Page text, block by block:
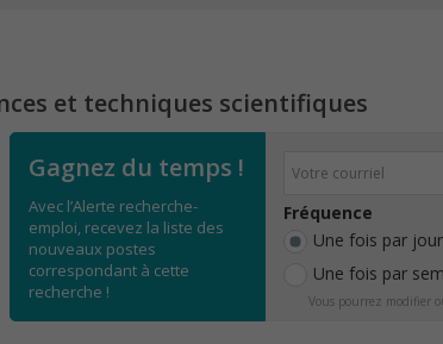
et techniques scientifiques
Gagnez du temps !
Avec l’Alerte recherche-
emploi, recevez la liste des
nouveaux postes
correspondant à cette
recherche !
Fréquence
Une fois par jour
Une fois par
Vous pourrez modifier